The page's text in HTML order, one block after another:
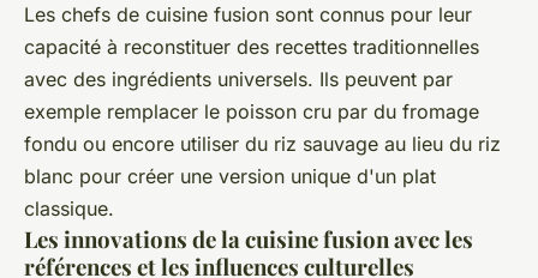
Les chefs de cuisine fusion sont connus pour leur
capacité à reconstituer des recettes traditionnelles
avec des ingrédients universels. Ils peuvent par
exemple remplacer le poisson cru par du fromage
fondu ou encore utiliser du riz sauvage au lieu du riz
blanc pour créer une version unique d'un plat
classique.
Les innovations de la cuisine fusion avec les
références et les influences culturelles